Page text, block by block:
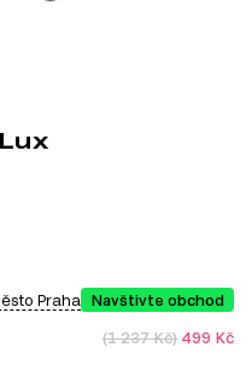
Praha Navštivte obchod
(1 237 Kč) 499 Kč